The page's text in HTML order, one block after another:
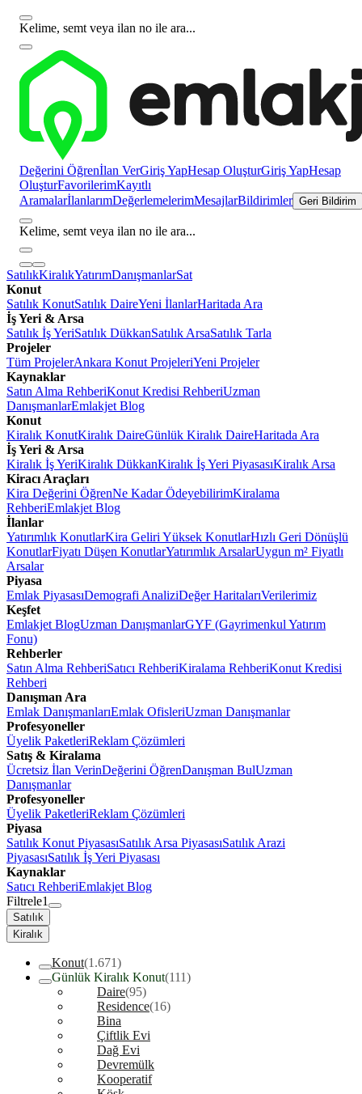
Kelime, semt veya ilan no ile ara...
Değerini Öğrenİlan VerGiriş YapHesap OluşturGiriş YapHesap
OluşturFavorilerimKayıtlı
AramalarİlanlarımDeğerlemelerimMesajlarBildirimler Geri Bildirim
Kelime, semt veya ilan no ile ara...
SatılıkKiralıkYatırımDanışmanlarSat
Konut
Satılık KonutSatılık DaireYeni İlanlarHaritada Ara
İş Yeri & Arsa
Satılık İş YeriSatılık DükkanSatılık ArsaSatılık Tarla
Projeler
Tüm ProjelerAnkara Konut ProjeleriYeni Projeler
Kaynaklar
Satın Alma RehberiKonut Kredisi RehberiUzman
DanışmanlarEmlakjet Blog
Konut
Kiralık KonutKiralık DaireGünlük Kiralık DaireHaritada Ara
İş Yeri & Arsa
Kiralık İş YeriKiralık DükkanKiralık İş Yeri PiyasasıKiralık Arsa
Kiracı Araçları
Kira Değerini ÖğrenNe Kadar ÖdeyebilirimKiralama
RehberiEmlakjet Blog
İlanlar
Yatırımlık KonutlarKira Geliri Yüksek KonutlarHızlı Geri Dönüşlü
KonutlarFiyatı Düşen KonutlarYatırımlık ArsalarUygun m² Fiyatlı
Arsalar
Piyasa
Emlak PiyasasıDemografi AnaliziDeğer HaritalarıVerilerimiz
Keşfet
Emlakjet BlogUzman DanışmanlarGYF (Gayrimenkul Yatırım
Fonu)
Rehberler
Satın Alma RehberiSatıcı RehberiKiralama RehberiKonut Kredisi
Rehberi
Danışman Ara
Emlak DanışmanlarıEmlak OfisleriUzman Danışmanlar
Profesyoneller
Üyelik PaketleriReklam Çözümleri
Satış & Kiralama
Ücretsiz İlan VerinDeğerini ÖğrenDanışman BulUzman
Danışmanlar
Profesyoneller
Üyelik PaketleriReklam Çözümleri
Piyasa
Satılık Konut PiyasasıSatılık Arsa PiyasasıSatılık Arazi
PiyasasıSatılık İş Yeri Piyasası
Kaynaklar
Satıcı RehberiEmlakjet Blog
Filtrele1
Satılık
Kiralık
Konut(1.671)
Günlük Kiralık Konut(111)
Daire(95)
Residence(16)
Bina
Çiftlik Evi
Dağ Evi
Devremülk
Kooperatif